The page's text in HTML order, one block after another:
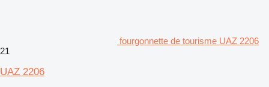
fourgonnette de tourisme UAZ 2206
21
UAZ 2206